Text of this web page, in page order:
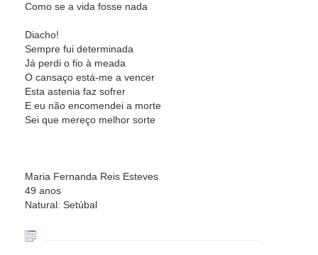
Como se a vida fosse nada
Diacho!
Sempre fui determinada
Já perdi o fio à meada
O cansaço está-me a vencer
Esta astenia faz sofrer
E eu não encomendei a morte
Sei que mereço melhor sorte
Maria Fernanda Reis Esteves
49 anos
Natural: Setúbal